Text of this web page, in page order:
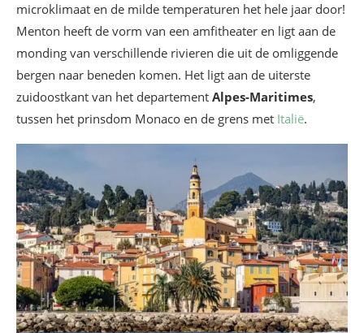
microklimaat en de milde temperaturen het hele jaar door!
Menton heeft de vorm van een amfitheater en ligt aan de
monding van verschillende rivieren die uit de omliggende
bergen naar beneden komen. Het ligt aan de uiterste
zuidoostkant van het departement Alpes-Maritimes,
tussen het prinsdom Monaco en de grens met Italië.